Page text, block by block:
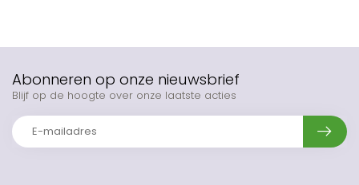
Abonneren op onze nieuwsbrief
Blijf op de hoogte over onze laatste acties